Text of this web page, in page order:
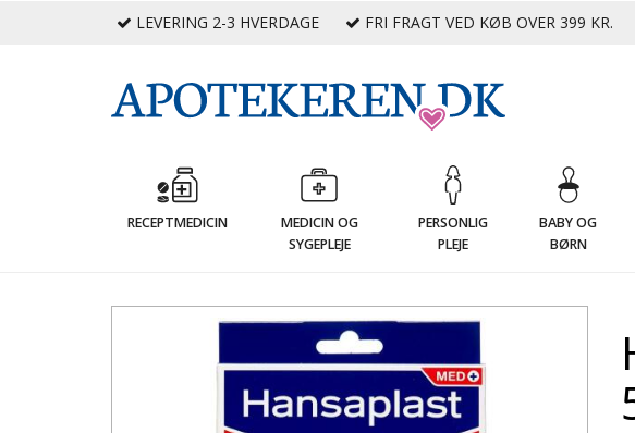
LEVERING 2-3 HVERDAGE FRI FRAGT VED KØB OVER 399 KR.
RECEPTMEDICIN
MEDICIN OG
SYGEPLEJE
PERSONLIG
PLEJE
BABY OG
BØRN